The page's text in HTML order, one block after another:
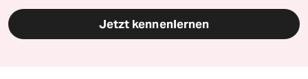
Jetzt kennenlernen